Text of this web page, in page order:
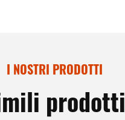
I NOSTRI PRODOTTI
prodotti